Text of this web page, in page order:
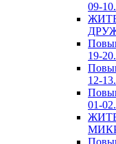
09-
19-
12-
01-